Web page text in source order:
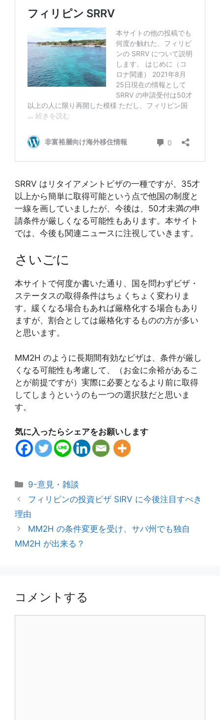
SRRV はリタイアメントビザの一種ですが、35才
以上から簡単に取得可能という点で他国の制度と
一線を画していましたが、今後は、50才未満の申
請条件が厳しくなる可能性もあります。本サイト
では、今後も関連ニュースに注視していきます。
さいごに
本サイトで何度か書いた通り、国を問わずビザ・
ステータスの取得条件はちょくちょく変わりま
す。緩くなる場合もあれば厳格化する場合もあり
ますが、割合としては厳格化するものの方が多い
と思います。
MM2H のように長期間有効なビザは、条件が厳し
くなる可能性も考慮して、（お金に余裕があるこ
とが前提ですが）実際に必要となるより前に取得
してしまうというのも一つの選択肢だと思いま
す。
気に入ったらシェアをお願いします
カ
テ
リ
ー
9-意見・雑談
フィリピンの投資ビザ SIRV に今後注目すべき
理由
MM2H の条件変更を受け、サバ州でも独自
MM2H が出来る？
コメントする